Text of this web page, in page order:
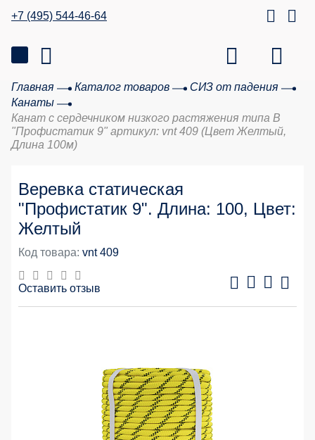
+7 (495) 544-46-64
Главная Каталог товаров
СИЗ от падения
Канаты
Канат с сердечником низкого растяжения типа В
"Профистатик 9" артикул: vnt 409 (Цвет Желтый,
Длина 100м)
Веревка статическая
"Профистатик 9". Длина: 100, Цвет:
Желтый
Код товара: vnt 409
Оставить отзыв